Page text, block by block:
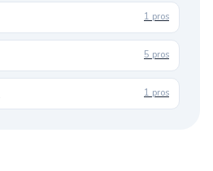
1 pros
5 pros
1 pros